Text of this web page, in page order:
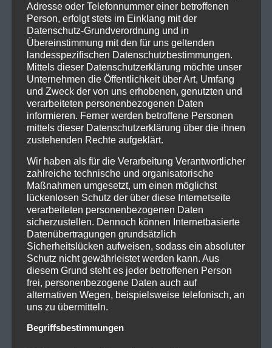
Adresse oder Telefonnummer einer betroffenen
Person, erfolgt stets im Einklang mit der
Datenschutz-Grundverordnung und in
Übereinstimmung mit den für uns geltenden
landesspezifischen Datenschutzbestimmungen.
Mittels dieser Datenschutzerklärung möchte unser
Unternehmen die Öffentlichkeit über Art, Umfang
und Zweck der von uns erhobenen, genutzten und
verarbeiteten personenbezogenen Daten
informieren. Ferner werden betroffene Personen
mittels dieser Datenschutzerklärung über die ihnen
zustehenden Rechte aufgeklärt.
Wir haben als für die Verarbeitung Verantwortlicher
zahlreiche technische und organisatorische
Maßnahmen umgesetzt, um einen möglichst
lückenlosen Schutz der über diese Internetseite
verarbeiteten personenbezogenen Daten
sicherzustellen. Dennoch können Internetbasierte
Datenübertragungen grundsätzlich
Sicherheitslücken aufweisen, sodass ein absoluter
Schutz nicht gewährleistet werden kann. Aus
diesem Grund steht es jeder betroffenen Person
frei, personenbezogene Daten auch auf
alternativen Wegen, beispielsweise telefonisch, an
uns zu übermitteln.
Begriffsbestimmungen